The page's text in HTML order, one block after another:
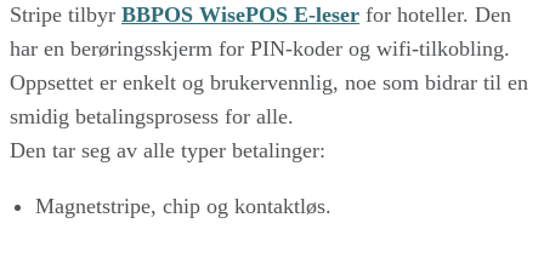
Stripe tilbyr BBPOS WisePOS E-leser for hoteller. Den
har en berøringsskjerm for PIN-koder og wifi-tilkobling.
Oppsettet er enkelt og brukervennlig, noe som bidrar til en
smidig betalingsprosess for alle.
Den tar seg av alle typer betalinger:
Magnetstripe, chip og kontaktløs.